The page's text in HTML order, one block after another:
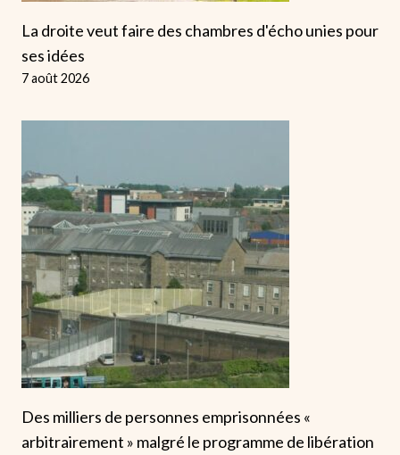
La droite veut faire des chambres d'écho unies pour
ses idées
7 août 2026
Des milliers de personnes emprisonnées «
arbitrairement » malgré le programme de libération